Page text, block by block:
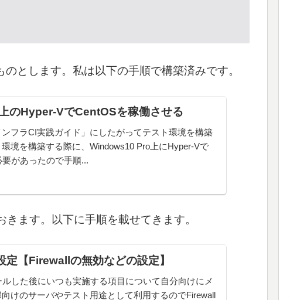
とします。私は以下の手順で構築済みです。
のHyper-VでCentOSを稼働させる
フラCI実践ガイド」にしたがってテスト環境を構築
境を構築する際に、Windows10 Pro上にHyper-Vで
があったので手順...
ます。以下に手順を載せてきます。
【Firewallの無効などの設定】
した後にいつも実施する項目について自分向けにメ
けのサーバやテスト用途として利用するのでFirewall